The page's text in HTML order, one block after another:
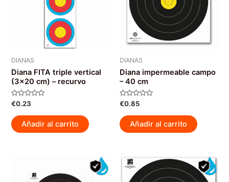
DIANAS
Diana FITA triple vertical
(3×20 cm) – recurvo
Valorado
con
de
5
€0.23
Añadir al carrito
DIANAS
Diana impermeable campo
– 40 cm
Valorado
con
de
5
€0.85
Añadir al carrito